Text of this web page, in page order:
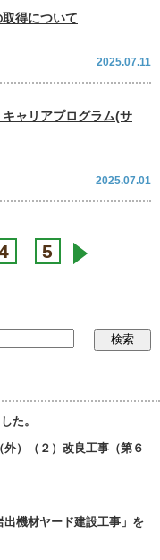
得について
2025.07.11
ャリアプログラム(サ
2025.07.01
5
た。
）（２）改良工事（第６
機材ヤード建設工事」を